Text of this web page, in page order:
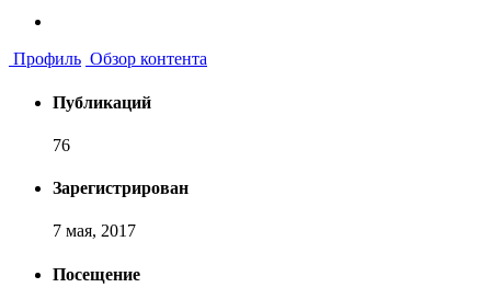
Профиль Обзор контента
Публикаций
76
Зарегистрирован
7 мая, 2017
Посещение